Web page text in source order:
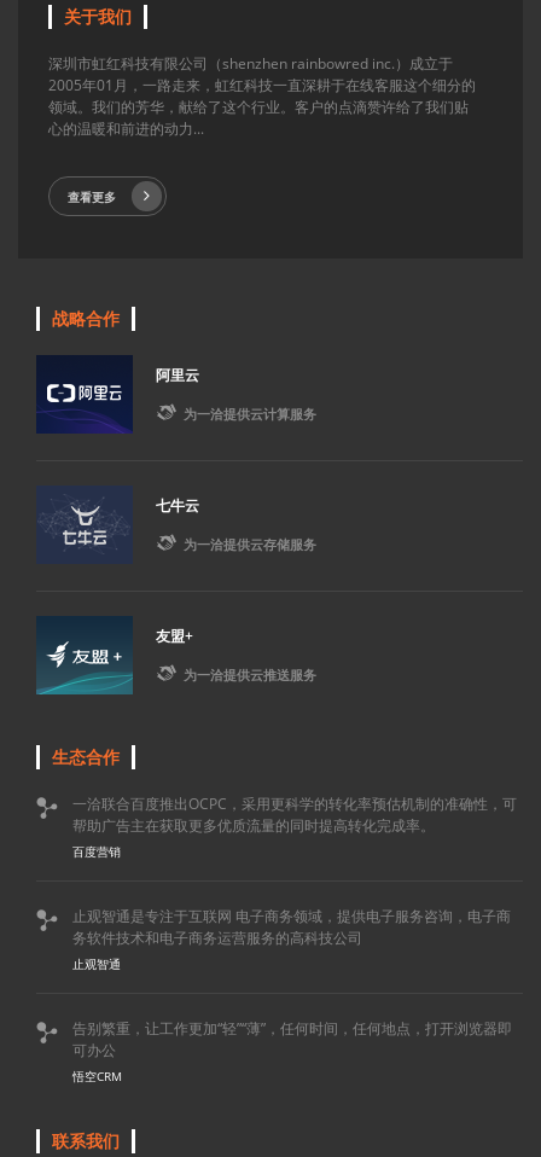
关于我们
深圳市虹红科技有限公司（shenzhen rainbowred inc.）成立于
2005年01月，一路走来，虹红科技一直深耕于在线客服这个细分的
领域。我们的芳华，献给了这个行业。客户的点滴赞许给了我们贴
心的温暖和前进的动力...
查看更多
战略合作
阿里云
 为一洽提供云计算服务
七牛云
 为一洽提供云存储服务
友盟+
 为一洽提供云推送服务
生态合作

一洽联合百度推出OCPC，采用更科学的转化率预估机制的准确性，可
帮助广告主在获取更多优质流量的同时提高转化完成率。
百度营销

止观智通是专注于互联网 电子商务领域，提供电子服务咨询，电子商
务软件技术和电子商务运营服务的高科技公司
止观智通

告别繁重，让工作更加“轻”“薄”，任何时间，任何地点，打开浏览器即
可办公
悟空CRM
联系我们